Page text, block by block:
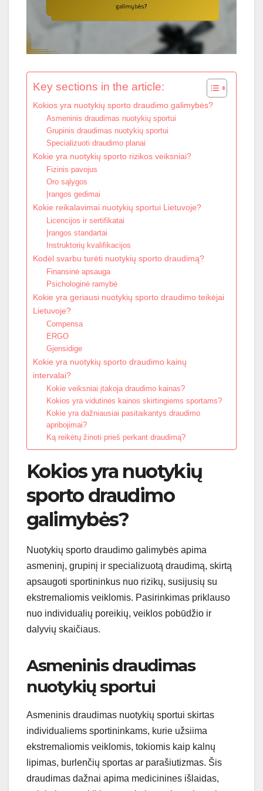
Key sections in the article:
Kokios yra nuotykių sporto draudimo galimybės?
Asmeninis draudimas nuotykių sportui
Grupinis draudimas nuotykių sportui
Specializuoti draudimo planai
Kokie yra nuotykių sporto rizikos veiksniai?
Fizinis pavojus
Oro sąlygos
Įrangos gedimai
Kokie reikalavimai nuotykių sportui Lietuvoje?
Licencijos ir sertifikatai
Įrangos standartai
Instruktorių kvalifikacijos
Kodėl svarbu turėti nuotykių sporto draudimą?
Finansinė apsauga
Psichologinė ramybė
Kokie yra geriausi nuotykių sporto draudimo teikėjai
Lietuvoje?
Compensa
ERGO
Gjensidige
Kokie yra nuotykių sporto draudimo kainų
intervalai?
Kokie veiksniai įtakoja draudimo kainas?
Kokios yra vidutinės kainos skirtingiems sportams?
Kokie yra dažniausiai pasitaikantys draudimo
apribojimai?
Ką reikėtų žinoti prieš perkant draudimą?
Kokios yra nuotykių
sporto draudimo
galimybės?
Nuotykių sporto draudimo galimybės apima
asmeninį, grupinį ir specializuotą draudimą, skirtą
apsaugoti sportininkus nuo rizikų, susijusių su
ekstremaliomis veiklomis. Pasirinkimas priklauso
nuo individualių poreikių, veiklos pobūdžio ir
dalyvių skaičiaus.
Asmeninis draudimas
nuotykių sportui
Asmeninis draudimas nuotykių sportui skirtas
individualiems sportininkams, kurie užsiima
ekstremaliomis veiklomis, tokiomis kaip kalnų
lipimas, burlenčių sportas ar parašiutizmas. Šis
draudimas dažnai apima medicinines išlaidas,